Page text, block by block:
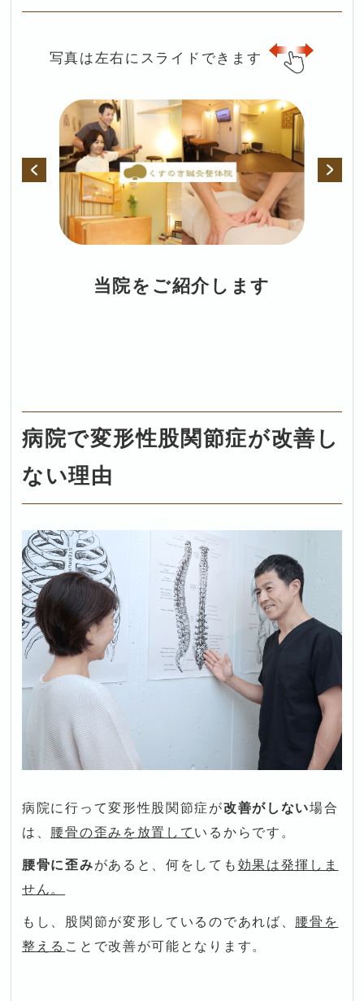
写真は左右にスライドできます
当院をご紹介します
病院で変形性股関節症が改善し
ない理由
病院に行って変形性股関節症が改善がしない場合
は、 腰骨の歪み を放置して いるからです。
腰骨に歪みがあると、何をしても 効果は発揮しま
せん。
もし、股関節が変形しているのであれば、 腰骨を
整える ことで改善が可能となります。